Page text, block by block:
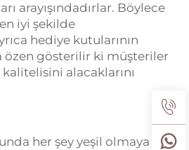
arayışındadırlar. Böylece
iyi şekilde
hediye kutularının
özen gösterilir ki müşteriler
alacaklarını
her şey yeşil olmaya